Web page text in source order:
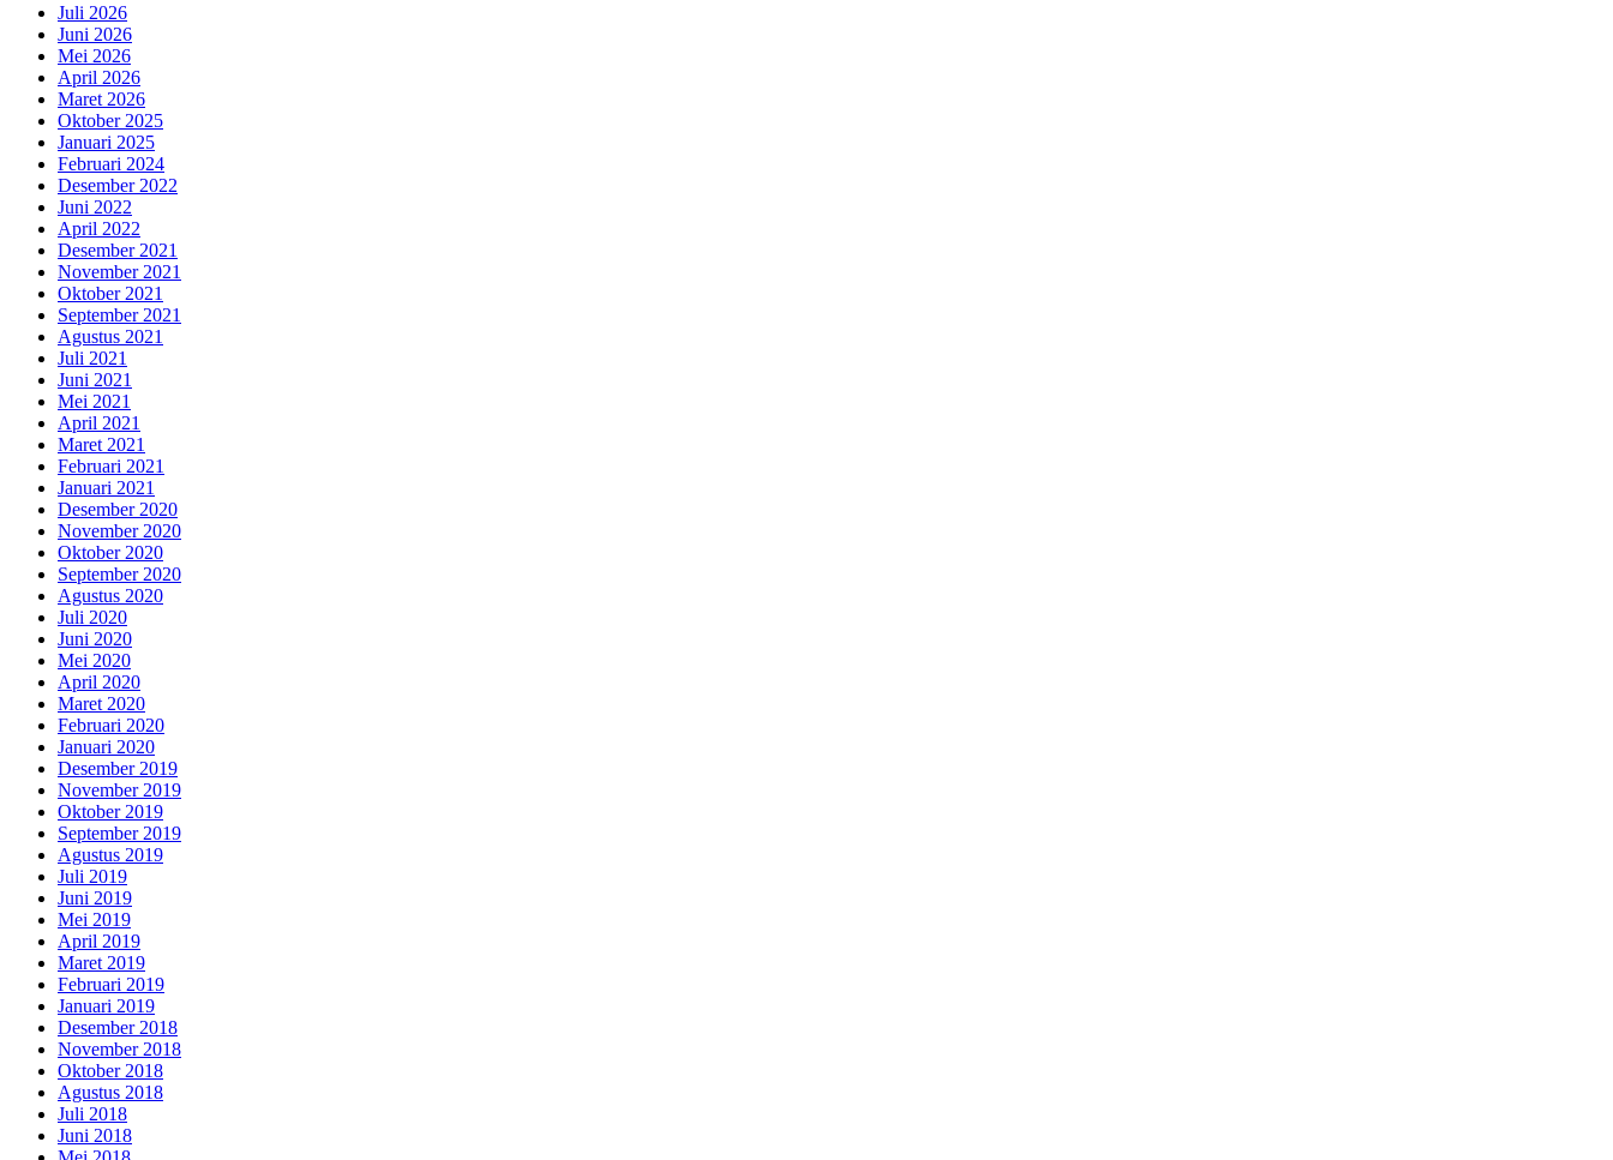
Juli 2026
Juni 2026
Mei 2026
April 2026
Maret 2026
Oktober 2025
Januari 2025
Februari 2024
Desember 2022
Juni 2022
April 2022
Desember 2021
November 2021
Oktober 2021
September 2021
Agustus 2021
Juli 2021
Juni 2021
Mei 2021
April 2021
Maret 2021
Februari 2021
Januari 2021
Desember 2020
November 2020
Oktober 2020
September 2020
Agustus 2020
Juli 2020
Juni 2020
Mei 2020
April 2020
Maret 2020
Februari 2020
Januari 2020
Desember 2019
November 2019
Oktober 2019
September 2019
Agustus 2019
Juli 2019
Juni 2019
Mei 2019
April 2019
Maret 2019
Februari 2019
Januari 2019
Desember 2018
November 2018
Oktober 2018
Agustus 2018
Juli 2018
Juni 2018